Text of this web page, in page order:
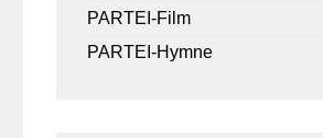
PARTEI-Film
PARTEI-Hymne